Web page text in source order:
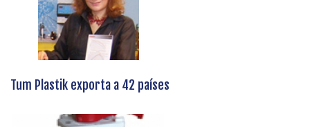
Tum Plastik exporta a 42 países